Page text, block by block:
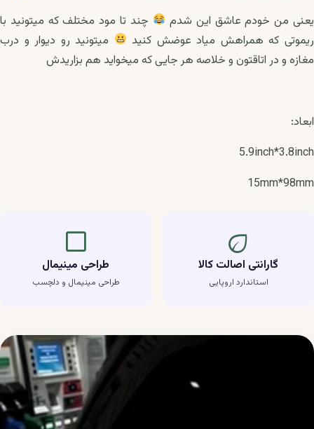
یعنی من خودم عاشق این شدم
چند تا مود مختلف که میتونید با
ریموتی که همراهش میاد عوضش کنید
میتونید رو دیوار و درب
مغازه و در اتاقتون و خلاصه هر جایی که میخواید هم بزاریدش
ابعاد:
5.9inch*3.8inch
15mm*98mm
eco
گارانتی اصالت کالا
استاندارد اروپایی
crop_square
طراحی مینیمال
طراحی مینیمال و دلچسب